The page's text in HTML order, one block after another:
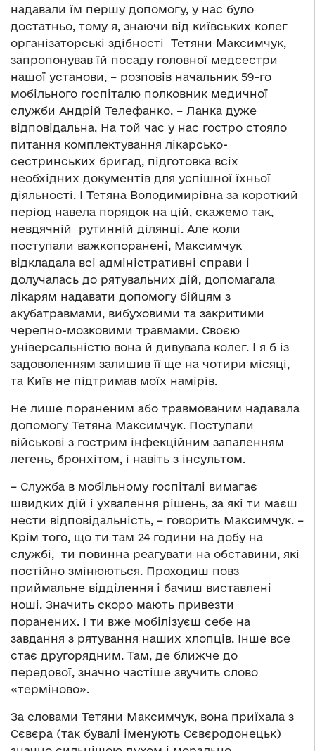
надавали їм першу допомогу, у нас було
достатньо, тому я, знаючи від київських колег
організаторські здібності Тетяни Максимчук,
запропонував їй посаду головної медсестри
нашої установи, – розповів начальник 59-го
мобільного госпіталю полковник медичної
служби Андрій Телефанко. – Ланка дуже
відповідальна. На той час у нас гостро стояло
питання комплектування лікарсько-
сестринських бригад, підготовка всіх
необхідних документів для успішної їхньої
діяльності. І Тетяна Володимирівна за короткий
період навела порядок на цій, скажемо так,
невдячній рутинній ділянці. Але коли
поступали важкопоранені, Максимчук
відкладала всі адміністративні справи і
долучалась до рятувальних дій, допомагала
лікарям надавати допомогу бійцям з
акубатравмами, вибуховими та закритими
черепно-мозковими травмами. Своєю
універсальністю вона й дивувала колег. І я б із
задоволенням залишив її ще на чотири місяці,
та Київ не підтримав моїх намірів.
Не лише пораненим або травмованим надавала
допомогу Тетяна Максимчук. Поступали
військові з гострим інфекційним запаленням
легень, бронхітом, і навіть з інсультом.
– Служба в мобільному госпіталі вимагає
швидких дій і ухвалення рішень, за які ти маєш
нести відповідальність, – говорить Максимчук. –
Крім того, що ти там 24 години на добу на
службі, ти повинна реагувати на обставини, які
постійно змінюються. Проходиш повз
приймальне відділення і бачиш виставлені
ноші. Значить скоро мають привезти
поранених. І ти вже мобілізуєш себе на
завдання з рятування наших хлопців. Інше все
стає другорядним. Там, де ближче до
передової, значно частіше звучить слово
«терміново».
За словами Тетяни Максимчук, вона приїхала з
Сєвєра (так бувалі іменують Сєвєродонецьк)